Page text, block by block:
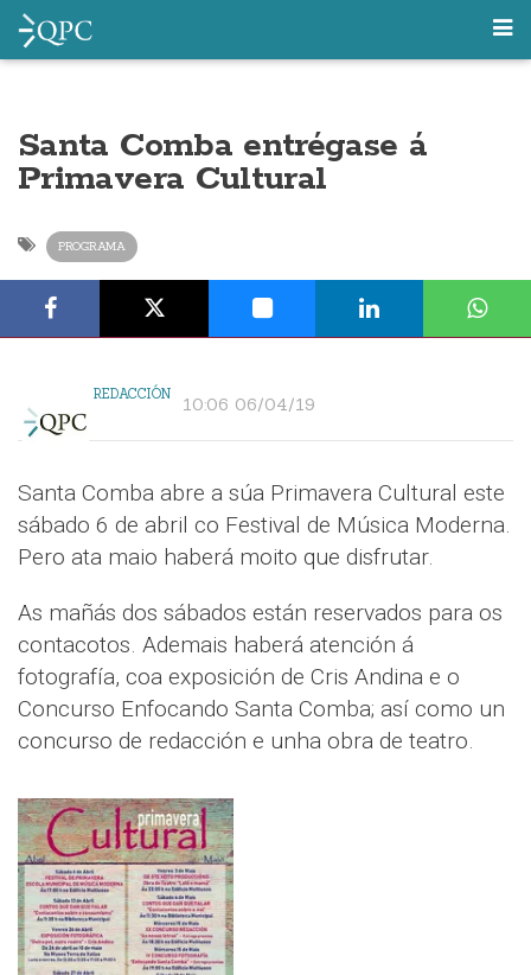
Santa Comba entrégase á
Primavera Cultural
PROGRAMA
REDACCIÓN 10:06 06/04/19
Santa Comba abre a súa Primavera Cultural este
sábado 6 de abril co Festival de Música Moderna.
Pero ata maio haberá moito que disfrutar.
As mañás dos sábados están reservados para os
contacotos. Ademais haberá atención á
fotografía, coa exposición de Cris Andina e o
Concurso Enfocando Santa Comba; así como un
concurso de redacción e unha obra de teatro.